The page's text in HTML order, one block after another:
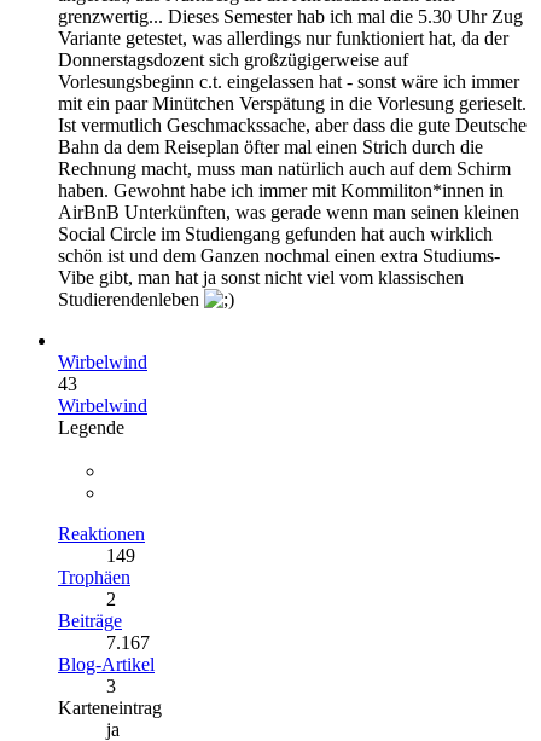
grenzwertig... Dieses Semester hab ich mal die 5.30 Uhr Zug
Variante getestet, was allerdings nur funktioniert hat, da der
Donnerstagsdozent sich großzügigerweise auf
Vorlesungsbeginn c.t. eingelassen hat - sonst wäre ich immer
mit ein paar Minütchen Verspätung in die Vorlesung gerieselt.
Ist vermutlich Geschmackssache, aber dass die gute Deutsche
Bahn da dem Reiseplan öfter mal einen Strich durch die
Rechnung macht, muss man natürlich auch auf dem Schirm
haben. Gewohnt habe ich immer mit Kommiliton*innen in
AirBnB Unterkünften, was gerade wenn man seinen kleinen
Social Circle im Studiengang gefunden hat auch wirklich
schön ist und dem Ganzen nochmal einen extra Studiums-
Vibe gibt, man hat ja sonst nicht viel vom klassischen
Studierendenleben
Wirbelwind
43
Wirbelwind
Legende
Reaktionen
149
Trophäen
2
Beiträge
7.167
Blog-Artikel
3
Karteneintrag
ja